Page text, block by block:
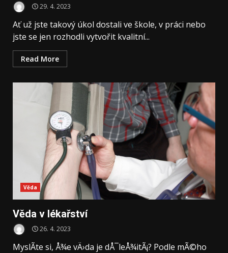
29. 4. 2023
Ať už jste takový úkol dostali ve škole, v práci nebo
jste se jen rozhodli vytvořit kvalitní...
Read More
Věda
Věda v lékařství
26. 4. 2023
MyslÃ­te si, Å¾e vÄ›da je dÅ¯leÅ¾itÃ¡? Podle mÃ©ho